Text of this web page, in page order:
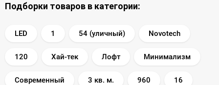
Подборки товаров в категории:
LED 1 54 (уличный) Novotech
120 Хай-тек Лофт Минимализм
Современный 3 кв. м. 960 16